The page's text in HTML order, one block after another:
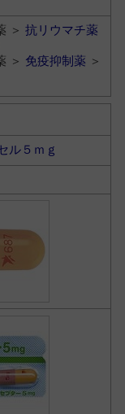
＞抗リウマチ薬
＞ 免疫抑制薬 ＞
ル５ｍｇ